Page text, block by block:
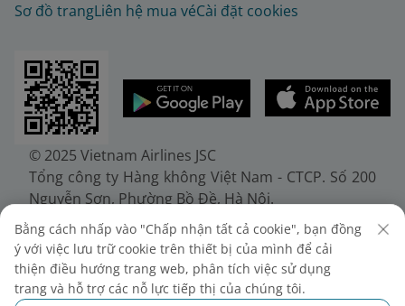
Sơ đồ trangLiên hệ mua véCài đặt cookies
© 2025 Vietnam Airlines JSC
Tổng công ty Hàng không Việt Nam - CTCP. Số 200
Nguyễn Sơn, Phường Bồ Đề, Hà Nội.
Điện thoại: (+84-24) 38272289. Fax: (+84-24)
38722375
Giấy chứng nhận đăng ký doanh nghiệp, mã số
doanh nghiệp 0100107518, đăng ký lần đầu ngày
Bằng cách nhấp vào "Chấp nhận tất cả cookie", bạn đồng
ý với việc lưu trữ cookie trên thiết bị của mình để cải
thiện điều hướng trang web, phân tích việc sử dụng
trang và hỗ trợ các nỗ lực tiếp thị của chúng tôi.